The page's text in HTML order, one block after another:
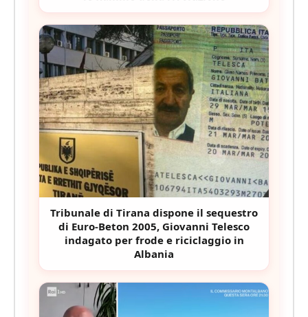
Tribunale di Tirana dispone il sequestro
di Euro-Beton 2005, Giovanni Telesco
indagato per frode e riciclaggio in
Albania